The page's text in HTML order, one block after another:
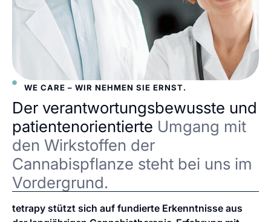
WE CARE – WIR NEHMEN SIE ERNST.
Der verantwortungsbewusste und
patientenorientierte Umgang mit
den Wirkstoffen der
Cannabispflanze steht bei uns im
Vordergrund.
tetrapy stützt sich auf fundierte Erkenntnisse aus